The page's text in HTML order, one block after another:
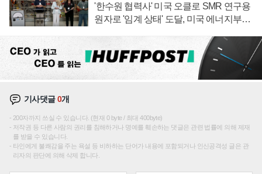
'한수원 협력사' 미국 오클로 SMR 연구용
원자로 '임계 상태' 도달, 미국 에너지부
기사댓글0개
200자까지 쓰실 수 있습니다. (현재 0 byte / 최대 400byte)
저작권 등 다른 사람의 권리를 침해하거나 명예를 훼손하는 댓글은 관련 법률에 의해 제재
를 받을 수 있습니다.
타인에게 불쾌감을 주는 욕설 등 비하하는 단어가 내용에 포함되거나 인신공격성 글은 관
리자의 판단에 의해 삭제 합니다.